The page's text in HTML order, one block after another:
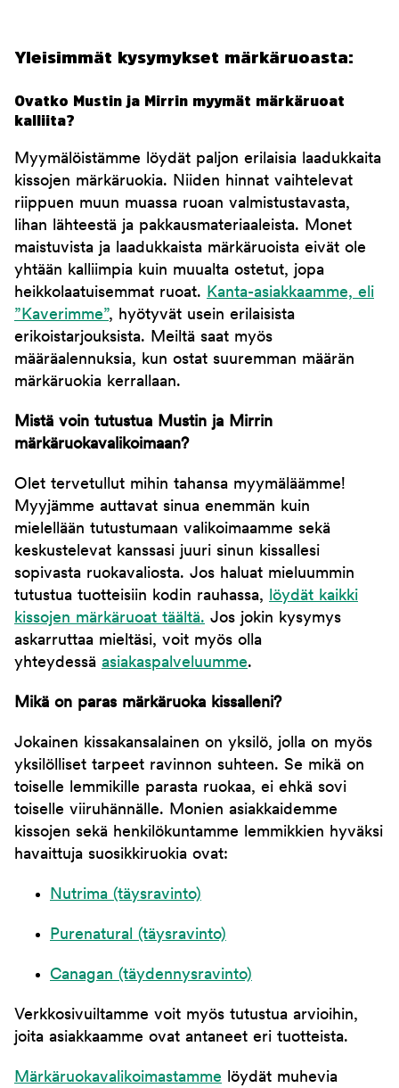
Yleisimmät kysymykset märkäruoasta:
Ovatko Mustin ja Mirrin myymät märkäruoat
kalliita?
Myymälöistämme löydät paljon erilaisia laadukkaita
kissojen märkäruokia. Niiden hinnat vaihtelevat
riippuen muun muassa ruoan valmistustavasta,
lihan lähteestä ja pakkausmateriaaleista. Monet
maistuvista ja laadukkaista märkäruoista eivät ole
yhtään kalliimpia kuin muualta ostetut, jopa
heikkolaatuisemmat ruoat. Kanta-asiakkaamme, eli
”Kaverimme”, hyötyvät usein erilaisista
erikoistarjouksista. Meiltä saat myös
määräalennuksia, kun ostat suuremman määrän
märkäruokia kerrallaan.
Mistä voin tutustua Mustin ja Mirrin
märkäruokavalikoimaan?
Olet tervetullut mihin tahansa myymäläämme!
Myyjämme auttavat sinua enemmän kuin
mielellään tutustumaan valikoimaamme sekä
keskustelevat kanssasi juuri sinun kissallesi
sopivasta ruokavaliosta. Jos haluat mieluummin
tutustua tuotteisiin kodin rauhassa, löydät kaikki
kissojen märkäruoat täältä. Jos jokin kysymys
askarruttaa mieltäsi, voit myös olla
yhteydessä asiakaspalveluumme.
Mikä on paras märkäruoka kissalleni?
Jokainen kissakansalainen on yksilö, jolla on myös
yksilölliset tarpeet ravinnon suhteen. Se mikä on
toiselle lemmikille parasta ruokaa, ei ehkä sovi
toiselle viiruhännälle. Monien asiakkaidemme
kissojen sekä henkilökuntamme lemmikkien hyväksi
havaittuja suosikkiruokia ovat:
Nutrima (täysravinto)
Purenatural (täysravinto)
Canagan (täydennysravinto)
Verkkosivuiltamme voit myös tutustua arvioihin,
joita asiakkaamme ovat antaneet eri tuotteista.
Märkäruokavalikoimastamme löydät muhevia